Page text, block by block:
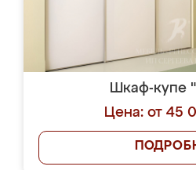
Шкаф-купе
Цена: от 45